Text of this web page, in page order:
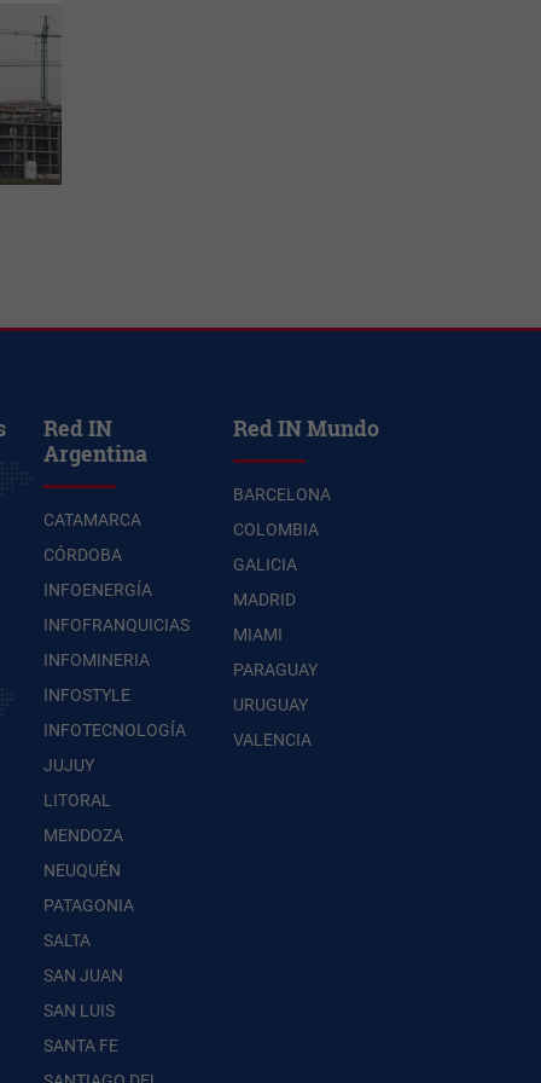
Red IN
Argentina
CATAMARCA
CÓRDOBA
INFOENERGÍA
INFOFRANQUICIAS
INFOMINERIA
INFOSTYLE
INFOTECNOLOGÍA
JUJUY
LITORAL
MENDOZA
NEUQUÉN
PATAGONIA
SALTA
SAN JUAN
SAN LUIS
SANTA FE
Red IN Mundo
BARCELONA
COLOMBIA
GALICIA
MADRID
MIAMI
PARAGUAY
URUGUAY
VALENCIA